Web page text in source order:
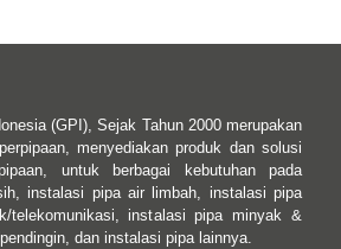
(GPI), Sejak Tahun 2000 merupakan
menyediakan produk dan solusi
untuk berbagai kebutuhan pada
instalasi pipa air limbah, instalasi pipa
telekomunikasi, instalasi pipa minyak &
dan instalasi pipa lainnya.